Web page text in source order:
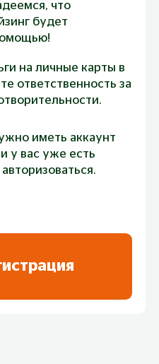
своим друзьям
его инициативе
нашего
марафон, забег,
предложите
джинсах за взнос.
что
будет
на личные карты в
ответственность за
иметь аккаунт
у вас уже есть